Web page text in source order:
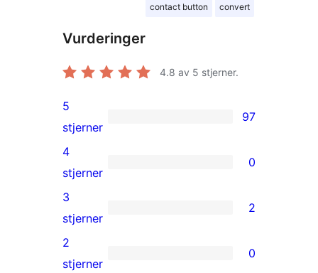
contact button convert
Vurderinger
4.8 av 5 stjerner.
97
5-
star
reviews
5
stjerner
97
0
4-
star
reviews
4
stjerner
0
2
3-
star
3
stjerner
2
0
2
stjerner
0